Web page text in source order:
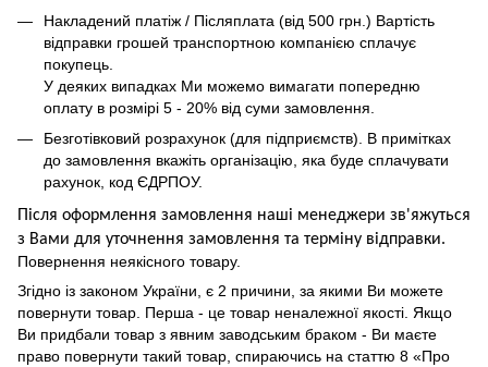
Накладений платіж / Післяплата (від 500 грн.) Вартість
відправки грошей транспортною компанією сплачує
покупець.
У деяких випадках Ми можемо вимагати попередню
оплату в розмірі 5 - 20% від суми замовлення.
Безготівковий розрахунок (для підприємств). В примітках
до замовлення вкажіть організацію, яка буде сплачувати
рахунок, код ЄДРПОУ.
Після оформлення замовлення наші менеджери зв'яжуться
з Вами для уточнення замовлення та терміну відправки.
Повернення неякісного товару.
Згідно із законом України, є 2 причини, за якими Ви можете
повернути товар. Перша - це товар неналежної якості. Якщо
Ви придбали товар з явним заводським браком - Ви маєте
право повернути такий товар, спираючись на статтю 8 «Про